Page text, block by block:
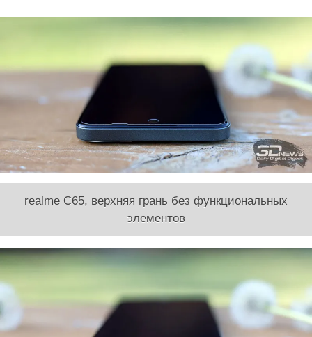
realme C65, верхняя грань без функциональных
элементов